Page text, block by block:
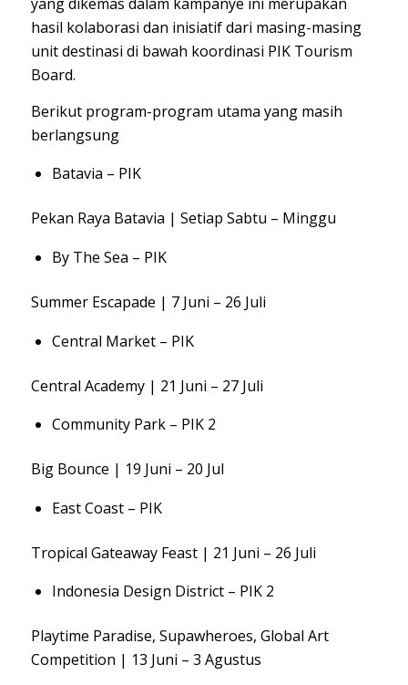
hasil kolaborasi dan inisiatif dari masing-masing
unit destinasi di bawah koordinasi PIK Tourism
Board.
Berikut program-program utama yang masih
berlangsung
Batavia – PIK
Pekan Raya Batavia | Setiap Sabtu – Minggu
By The Sea – PIK
Summer Escapade | 7 Juni – 26 Juli
Central Market – PIK
Central Academy | 21 Juni – 27 Juli
Community Park – PIK 2
Big Bounce | 19 Juni – 20 Jul
East Coast – PIK
Tropical Gateaway Feast | 21 Juni – 26 Juli
Indonesia Design District – PIK 2
Playtime Paradise, Supawheroes, Global Art
Competition | 13 Juni – 3 Agustus